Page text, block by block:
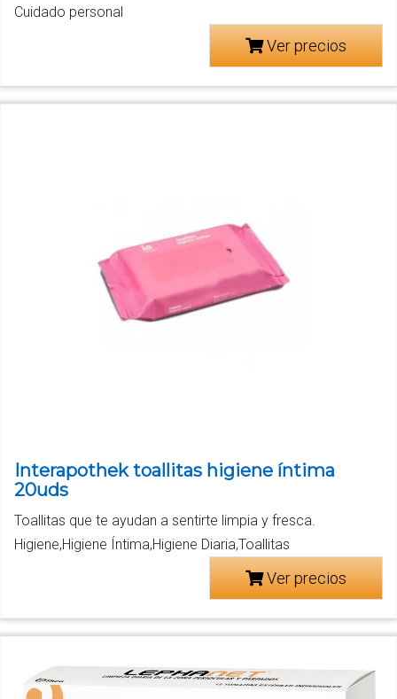
Cuidado personal
Ver precios
Interapothek toallitas higiene íntima
20uds
Toallitas que te ayudan a sentirte limpia y fresca.
Higiene,Higiene Íntima,Higiene Diaria,Toallitas
Ver precios